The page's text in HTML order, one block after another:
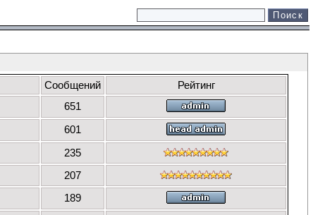
Сообщений
Рейтинг
651
601
235
207
189